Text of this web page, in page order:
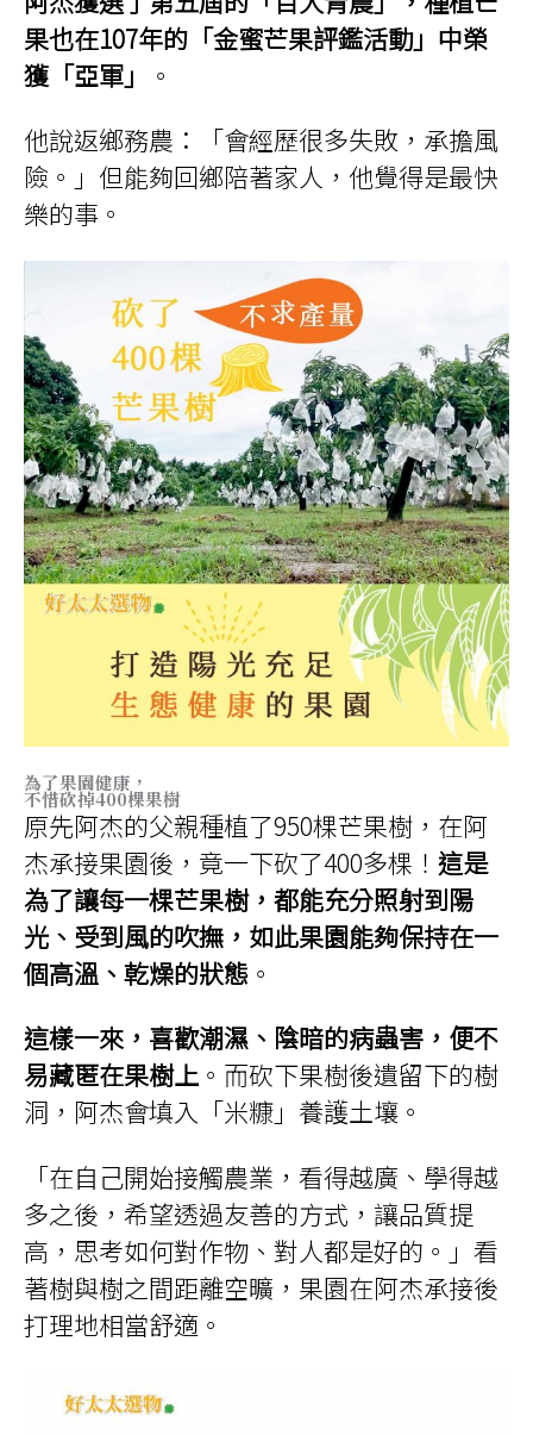
果也在107年的「金蜜芒果評鑑活動」中榮
獲「亞軍」
。
他說返鄉務農：「會經歷很多失敗，承擔風
險。」但能夠回鄉陪著家人，他覺得是最快
樂的事。
為了果園健康，
不惜砍掉400棵果樹
原先阿杰的父親種植了950棵芒果樹，在阿
杰承接果園後，竟一下砍了400多棵！ 這是
為了讓每一棵芒果樹，都能充分照射到陽
光、受到風的吹撫，如此果園能夠保持在一
個高溫、乾燥的狀態 。
這樣一來，喜歡潮濕、陰暗的病蟲害，便不
易藏匿在果樹上 。而砍下果樹後遺留下的樹
洞，阿杰會填入「米糠」養護土壤。
「在自己開始接觸農業，看得越廣、學得越
多之後，希望透過友善的方式，讓品質提
高，思考如何對作物、對人都是好的。」看
著樹與樹之間距離空曠，果園在阿杰承接後
打理地相當舒適。